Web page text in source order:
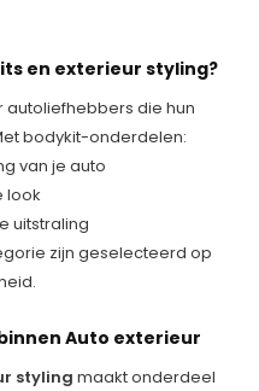
en exterieur styling?
autoliefhebbers die hun
bodykit-onderdelen:
van je auto
look
uitstraling
zijn geselecteerd op
Auto exterieur
styling maakt onderdeel